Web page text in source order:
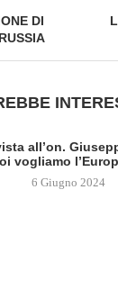
DI
all’on.
vogliamo
6 Giugno 2024